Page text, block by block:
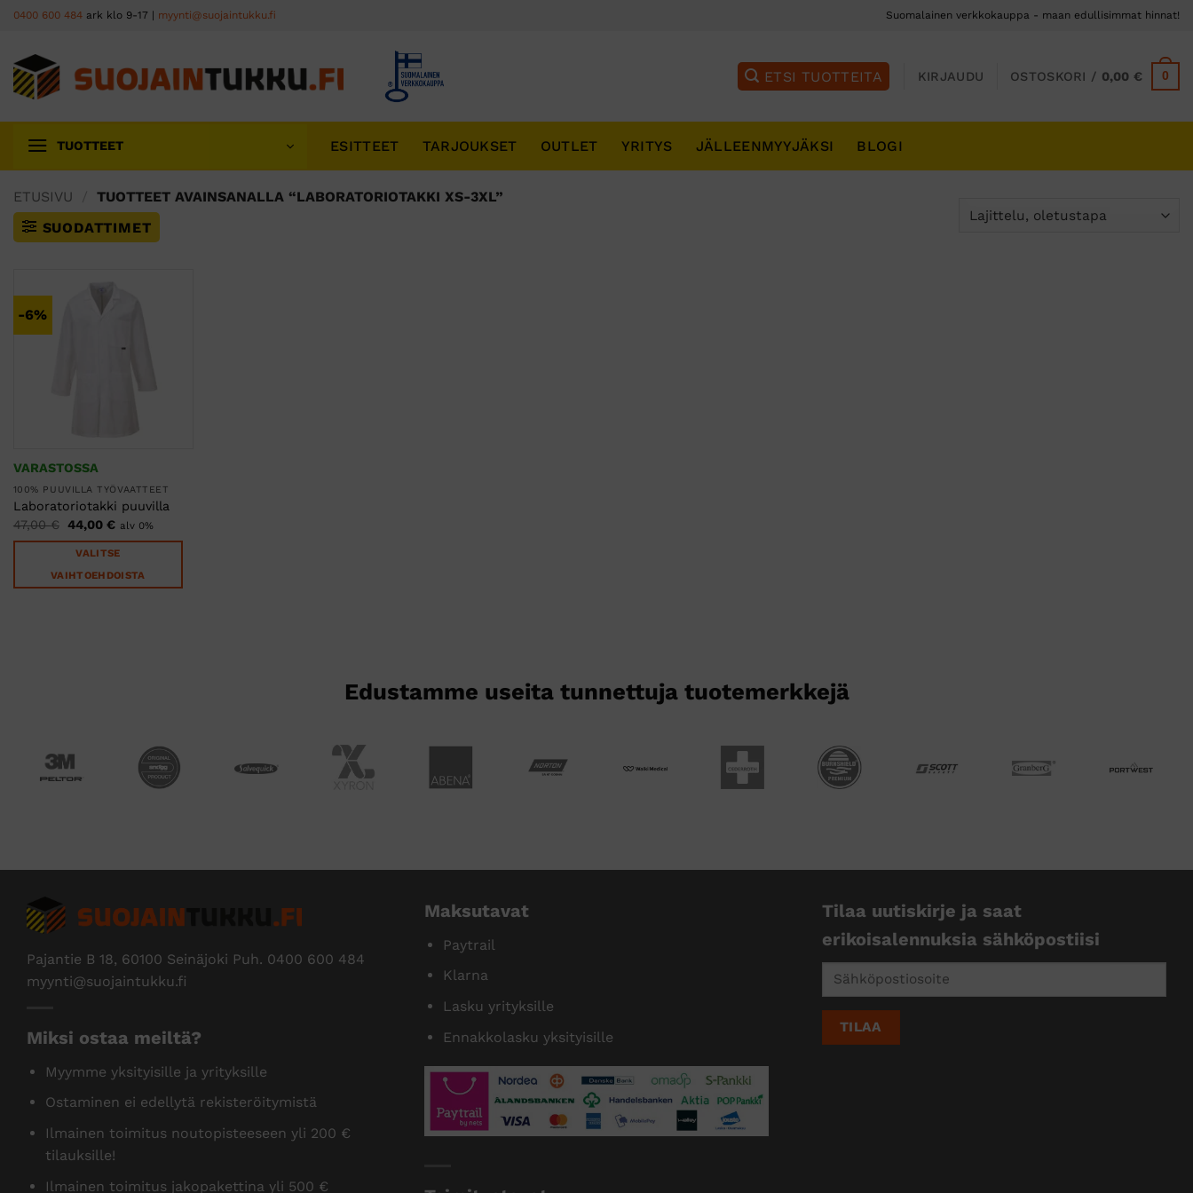
Skip
content
0400 600 484 ark klo 9-17 | myynti@suojaintukku.fi Suomalainen verkkokauppa - maan edullisimmat hinnat!
KIRJAUDU OSTOSKORI / 0,00€ 0
TUOTTEET ESITTEET TARJOUKSET OUTLET YRITYS JÄLLEENMYYJÄKSI BLOGI
ETUSIVU
TUOTTEET AVAINSANALLA “LABORATORIOTAKKI XS-3XL”
SUODATTIMET
-6%
VARASTOSSA
100% PUUVILLA TYÖVAATTEET
Laboratoriotakki puuvilla
47,00€ Alkuperäinen
oli:
47,00 €.
44,00€Nykyinen
on:
44,00 €.
alv 0%
VALITSE
VAIHTOEHDOISTA
tuotteen
sivulla.
Pajantie B 18, 60100 Seinäjoki Puh.0400 600 484
Maksutavat
Paytrail
Klarna
Tilaa uutiskirje ja saat